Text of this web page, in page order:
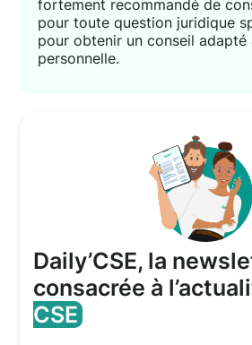
fortement recommandé de
pour toute question juridique
pour obtenir un conseil
personnelle.
Daily’CSE, la
consacrée à
CSE